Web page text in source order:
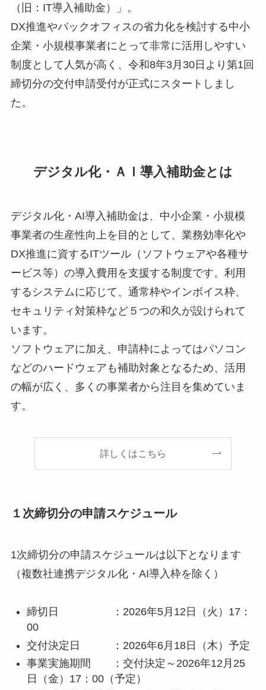
（旧：IT導入補助金）」。
DX推進やバックオフィスの省力化を検討する中小
企業・小規模事業者にとって非常に活用しやすい
制度として人気が高く、令和8年3月30日より第1回
締切分の交付申請受付が正式にスタートしまし
た。
デジタル化・ＡＩ導入補助金とは
デジタル化・AI導入補助金は、中小企業・小規模
事業者の生産性向上を目的として、業務効率化や
DX推進に資するITツール（ソフトウェアや各種サ
ービス等）の導入費用を支援する制度です。利用
するシステムに応じて、通常枠やインボイス枠、
セキュリティ対策枠など５つの和久が設けられて
います。
ソフトウェアに加え、申請枠によってはパソコン
などのハードウェアも補助対象となるため、活用
の幅が広く、多くの事業者から注目を集めていま
す。
詳しくはこちら
１次締切分の申請スケジュール
1次締切分の申請スケジュールは以下となります
（複数社連携デジタル化・AI導入枠を除く）
締切日 ：2026年5月12日（火）17：
00
交付決定日 ：2026年6月18日（木）予定
事業実施期間 ：交付決定～2026年12月25
日（金）17：00（予定）